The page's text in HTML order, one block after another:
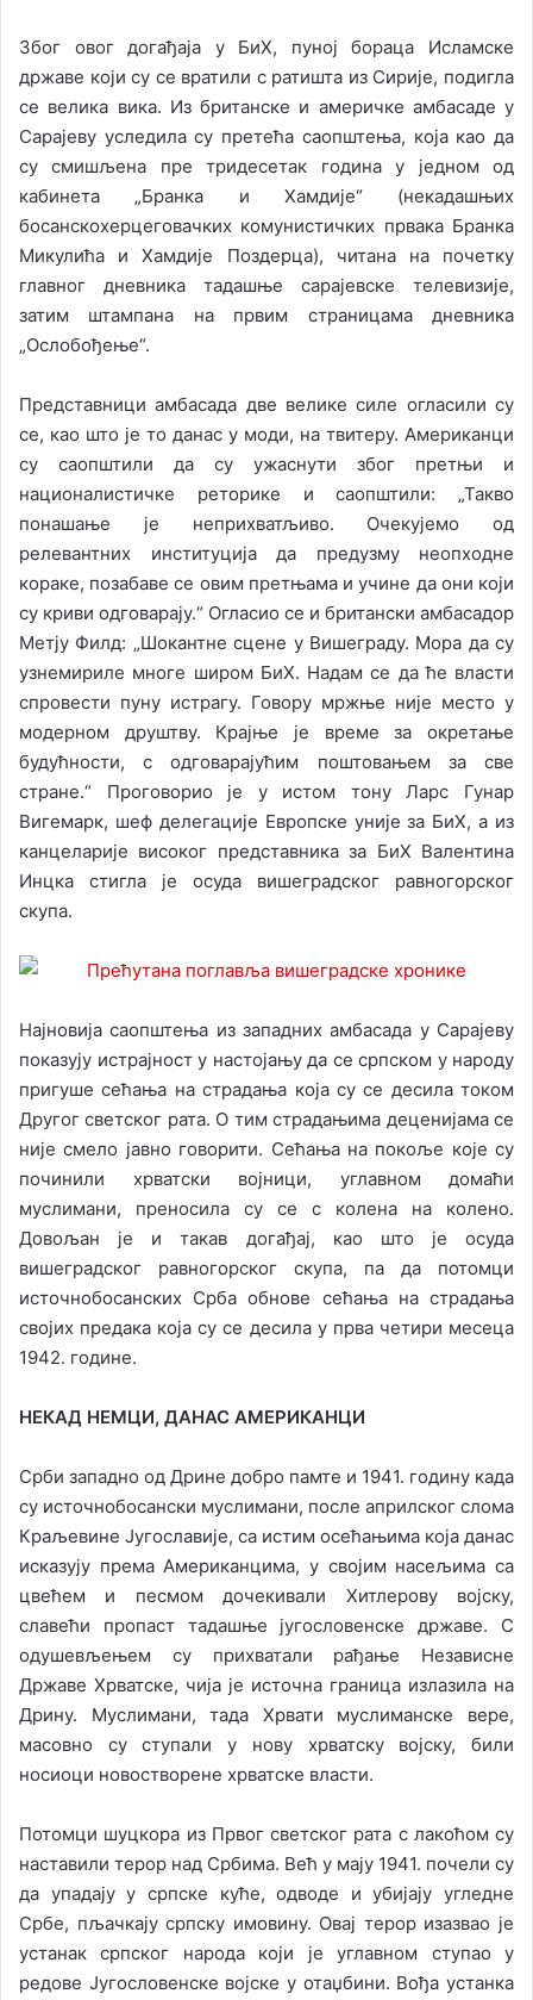
Због овог догађаја у БиХ, пуној бораца Исламске
државе који су се вратили с ратишта из Сирије, подигла
се велика вика. Из британске и америчке амбасаде у
Сарајеву уследила су претећа саопштења, која као да
су смишљена пре тридесетак година у једном од
кабинета „Бранка и Хамдије“ (некадашњих
босанскохерцеговачких комунистичких првака Бранка
Микулића и Хамдије Поздерца), читана на почетку
главног дневника тадашње сарајевске телевизије,
затим штампана на првим страницама дневника
„Ослобођење“.
Представници амбасада две велике силе огласили су
се, као што је то данас у моди, на твитеру. Американци
су саопштили да су ужаснути због претњи и
националистичке реторике и саопштили: „Такво
понашање је неприхватљиво. Очекујемо од
релевантних институција да предузму неопходне
кораке, позабаве се овим претњама и учине да они који
су криви одговарају.“ Огласио се и британски амбасадор
Метју Филд: „Шокантне сцене у Вишеграду. Мора да су
узнемириле многе широм БиХ. Надам се да ће власти
спровести пуну истрагу. Говору мржње није место у
модерном друштву. Крајње је време за окретање
будућности, с одговарајућим поштовањем за све
стране.“ Проговорио је у истом тону Ларс Гунар
Вигемарк, шеф делегације Европске уније за БиХ, а из
канцеларије високог представника за БиХ Валентина
Инцка стигла је осуда вишеградског равногорског
скупа.
Најновија саопштења из западних амбасада у Сарајеву
показују истрајност у настојању да се српском у народу
пригуше сећања на страдања која су се десила током
Другог светског рата. О тим страдањима деценијама се
није смело јавно говорити. Сећања на покоље које су
починили хрватски војници, углавном домаћи
муслимани, преносила су се с колена на колено.
Довољан је и такав догађај, као што је осуда
вишеградског равногорског скупа, па да потомци
источнобосанских Срба обнове сећања на страдања
својих предака која су се десила у прва четири месеца
1942. године.
НЕКАД НЕМЦИ, ДАНАС АМЕРИКАНЦИ
Срби западно од Дрине добро памте и 1941. годину када
су источнобосански муслимани, после априлског слома
Краљевине Југославије, са истим осећањима која данас
исказују према Американцима, у својим насељима са
цвећем и песмом дочекивали Хитлерову војску,
славећи пропаст тадашње југословенске државе. С
одушевљењем су прихватали рађање Независне
Државе Хрватске, чија је источна граница излазила на
Дрину. Муслимани, тада Хрвати муслиманске вере,
масовно су ступали у нову хрватску војску, били
носиоци новостворене хрватске власти.
Потомци шуцкора из Првог светског рата с лакоћом су
наставили терор над Србима. Већ у мају 1941. почели су
да упадају у српске куће, одводе и убијају угледне
Србе, пљачкају српску имовину. Овај терор изазвао је
устанак српског народа који је углавном ступао у
редове Југословенске војске у отаџбини. Вођа устанка